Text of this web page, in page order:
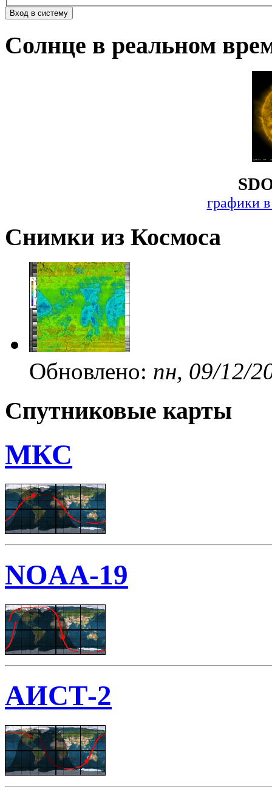
Солнце в реальном
графики
Снимки из Космоса
Обновлено: пн, 09/12/
Спутниковые карты
МКС
NOAA-19
АИСТ-2